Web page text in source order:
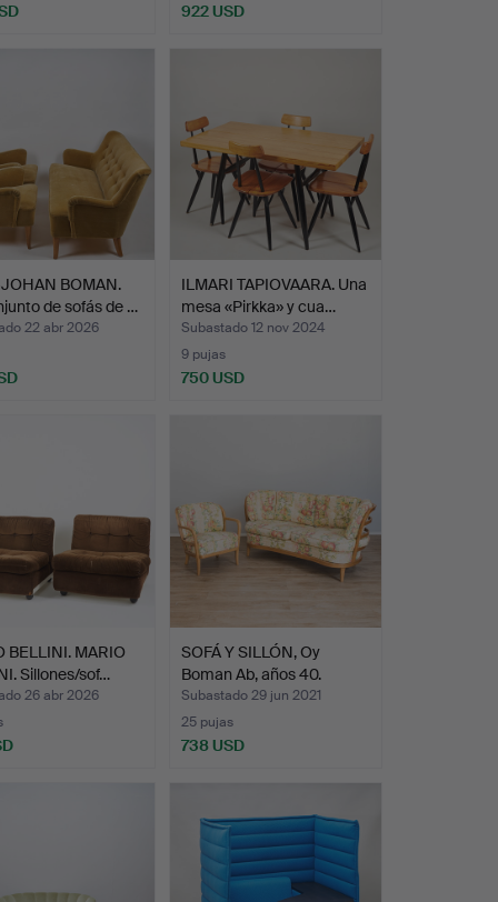
922 USD
BOMAN.
de sofás de …
22 abr 2026
ILMARI TAPIOVAARA. Una
mesa «Pirkka» y cua…
Subastado 12 nov 2024
9 pujas
750 USD
BELLINI. MARIO
Sillones/sof…
26 abr 2026
SOFÁ Y SILLÓN, Oy
Boman Ab, años 40.
Subastado 29 jun 2021
25 pujas
738 USD